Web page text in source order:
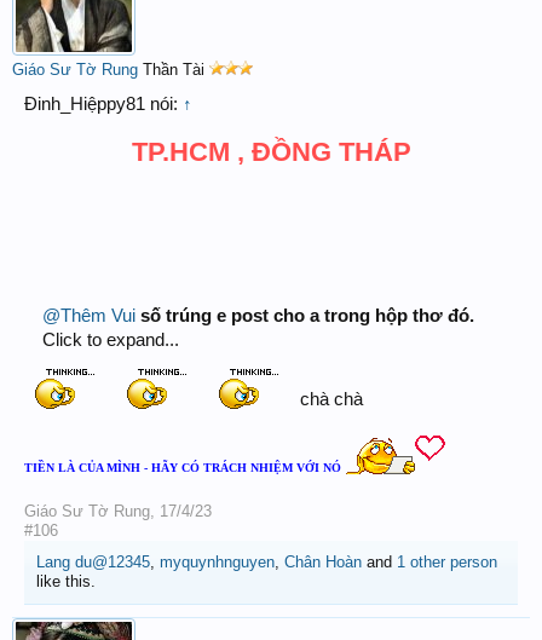
Giáo Sư Tờ Rung Thần Tài
Đinh_Hiệppy81 nói: ↑
TP.HCM , ĐỒNG THÁP
@Thêm Vui số trúng e post cho a trong hộp thơ đó.
Click to expand...
chà chà
TIỀN LÀ CỦA MÌNH - HÃY CÓ TRÁCH NHIỆM VỚI NÓ
Giáo Sư Tờ Rung, 17/4/23
#106
Lang du@12345, myquynhnguyen, Chân Hoàn and 1 other person
like this.